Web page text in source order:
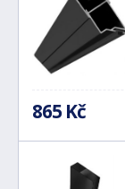
865 Kč